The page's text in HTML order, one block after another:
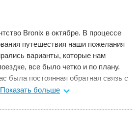
Bronix в октябре. В процессе
путешествия наши пожелания
варианты, которые нам
все было четко и по плану.
была постоянная обратная связь с
планирования, так и в самых
турагента.
Показать больше